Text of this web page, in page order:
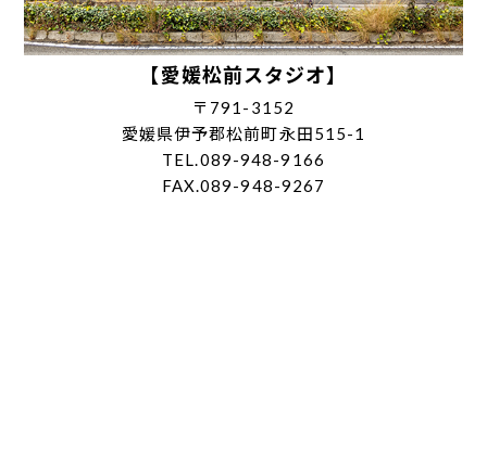
【愛媛松前スタジオ】
〒791-3152
愛媛県伊予郡松前町永田515-1
TEL.089-948-9166
FAX.089-948-9267